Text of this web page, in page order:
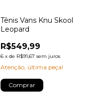
Tênis Vans Knu Skool
Leopard
R$549,99
6 x de R$91,67 sem juros
Atenção, última peça!
Comprar